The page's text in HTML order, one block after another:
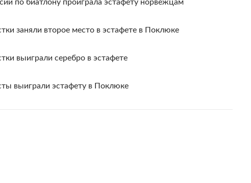
по биатлону проиграла эстафету норвежцам
заняли второе место в эстафете в Поклюке
выиграли серебро в эстафете
выиграли эстафету в Поклюке